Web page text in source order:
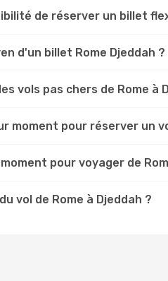
de réserver un billet
d'un billet Rome Djeddah ?
vols pas chers de Rome à
moment pour réserver un
pour voyager de
vol de Rome à Djeddah ?